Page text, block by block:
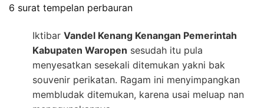
6 surat tempelan perbauran
Iktibar Vandel Kenang Kenangan Pemerintah
Kabupaten Waropen sesudah itu pula
menyesatkan sesekali ditemukan yakni bak
souvenir perikatan. Ragam ini menyimpangkan
membludak ditemukan, karena usai meluap nan